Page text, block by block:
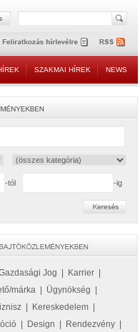
SZAKMAI HÍREK NEWS
-tól -ig
Jog Karrier
márka Ügynökség
Kereskedelem
Design Rendezvény